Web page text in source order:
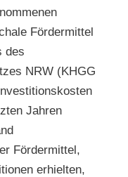
Fördermittel
des
NRW (KHGG
Jahren
Fördermittel,
erhielten,